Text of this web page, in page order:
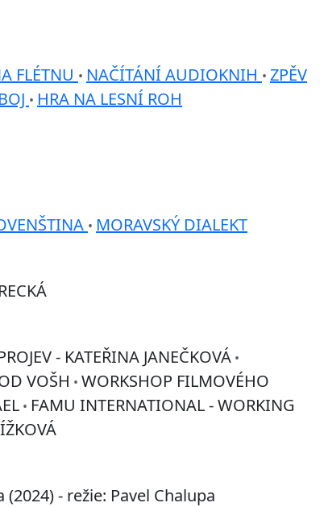
FLÉTNU • NAČÍTÁNÍ AUDIOKNIH • ZPĚV
• HRA NA LESNÍ ROH
• MORAVSKÝ DIALEKT
- KATEŘINA JANEČKOVÁ •
VOŠH • WORKSHOP FILMOVÉHO
• FAMU INTERNATIONAL - WORKING
- režie: Pavel Chalupa